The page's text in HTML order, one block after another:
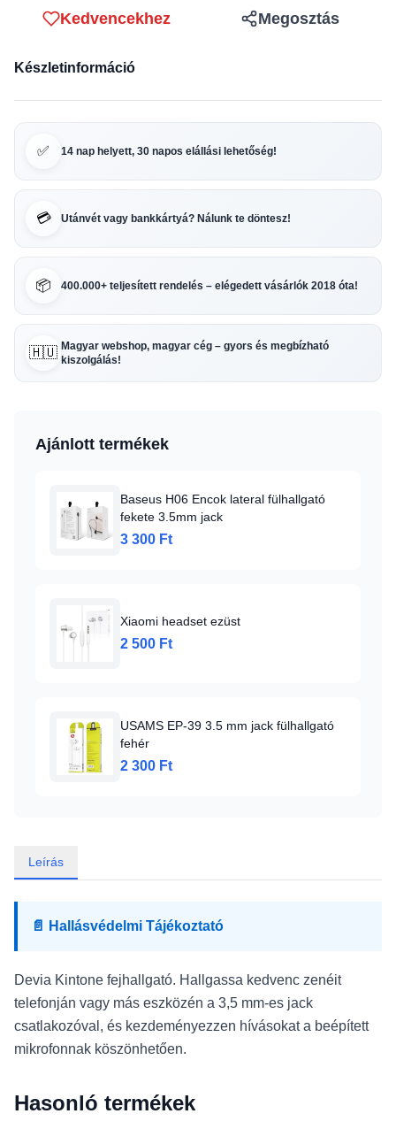
Kedvencekhez Megosztás
Készletinformáció
✅ 14 nap helyett, 30 napos elállási lehetőség!
💳 Utánvét vagy bankkártyá? Nálunk te döntesz!
📦 400.000+ teljesített rendelés – elégedett vásárlók 2018 óta!
🇭🇺 Magyar webshop, magyar cég – gyors és megbízható
kiszolgálás!
Ajánlott termékek
Baseus H06 Encok lateral fülhallgató
fekete 3.5mm jack
3 300 Ft
Xiaomi headset ezüst
2 500 Ft
USAMS EP-39 3.5 mm jack fülhallgató
fehér
2 300 Ft
Leírás
📄 Hallásvédelmi Tájékoztató
Devia Kintone fejhallgató. Hallgassa kedvenc zenéit
telefonján vagy más eszközén a 3,5 mm-es jack
csatlakozóval, és kezdeményezzen hívásokat a beépített
mikrofonnak köszönhetően.
Hasonló termékek